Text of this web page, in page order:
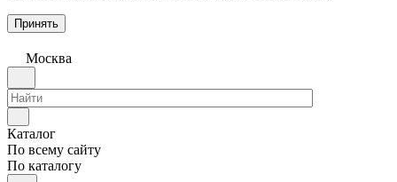
Принять
Москва
Каталог
По всему сайту
По каталогу